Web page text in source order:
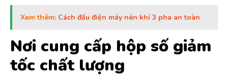
Xem thêm: Cách đấu điện máy nén khí 3 pha an toàn
Nơi cung cấp hộp số giảm
tốc chất lượng